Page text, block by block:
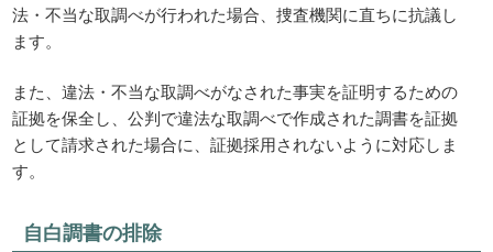
法・不当な取調べが行われた場合、捜査機関に直ちに抗議し
ます。
また、違法・不当な取調べがなされた事実を証明するための
証拠を保全し、公判で違法な取調べで作成された調書を証拠
として請求された場合に、証拠採用されないように対応しま
す。
自白調書の排除